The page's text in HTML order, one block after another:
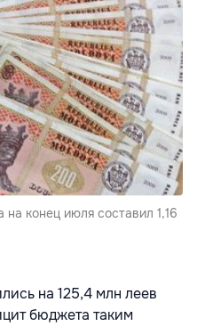
конец июля составил 1,16
на 125,4 млн леев
бюджета таким